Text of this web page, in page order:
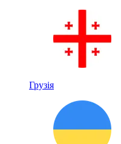
Грузія